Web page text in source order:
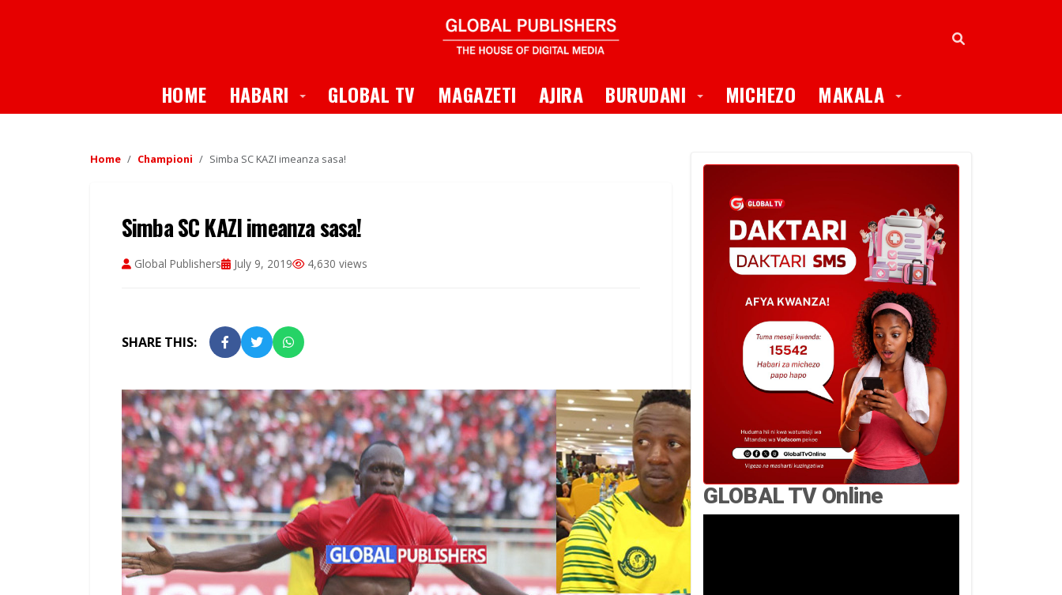
HOME HABARI Toggle Dropdown
GLOBAL TV MAGAZETI AJIRA BURUDANI Toggle Dropdown
MICHEZO MAKALA Toggle Dropdown
Home Championi Simba SC KAZI imeanza sasa!
Simba SC KAZI imeanza sasa!
Global Publishers July 9, 2019 4,630 views
SHARE THIS:
GLOBAL TV Online